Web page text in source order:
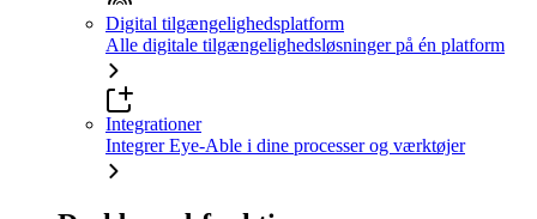
Digital tilgængelighedsplatform
Alle digitale tilgængelighedsløsninger på én platform
Integrationer
Integrer Eye-Able i dine processer og værktøjer